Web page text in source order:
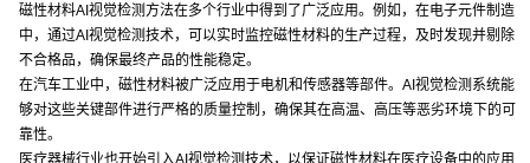
磁性材料AI视觉检测方法在多个行业中得到了广泛应用。例如，在电子元件制造
中，通过AI视觉检测技术，可以实时监控磁性材料的生产过程，及时发现并剔除
不合格品，确保最终产品的性能稳定。
在汽车工业中，磁性材料被广泛应用于电机和传感器等部件。AI视觉检测系统能
够对这些关键部件进行严格的质量控制，确保其在高温、高压等恶劣环境下的可
靠性。
医疗器械行业也开始引入AI视觉检测技术，以保证磁性材料在医疗设备中的应用